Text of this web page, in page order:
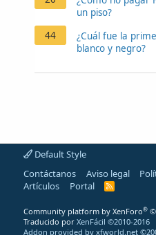
un piso?
44
¿Cuál fue la
blanco y negro?
Default Style
Contáctanos
Aviso legal
Artículos
Portal
R
Community platform by XenForo® ©
Traducido por XenFácil ©2010-2016
Addon provided by xfworld.net